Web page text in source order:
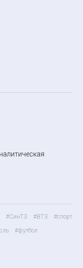
#СинТЗ #ВТЗ
#спорт
#футбол